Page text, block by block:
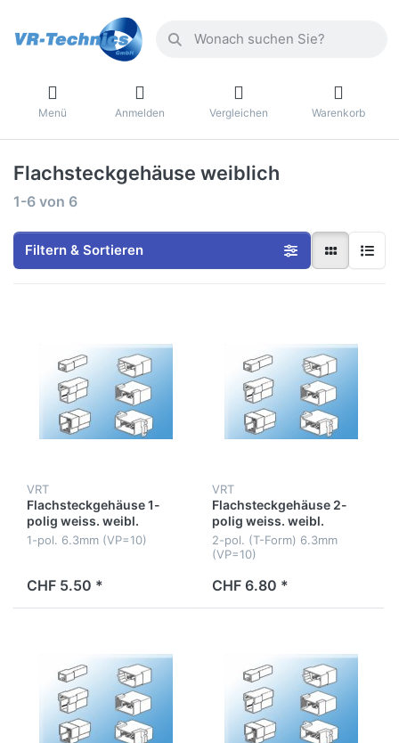
Menü Anmelden Vergleichen Warenkorb
Flachsteckgehäuse weiblich
1-6 von 6
Filtern & Sortieren
VRT
Flachsteckgehäuse 1-
polig weiss. weibl.
1-pol. 6.3mm (VP=10)
CHF 5.50 *
VRT
Flachsteckgehäuse 2-
polig weiss. weibl.
2-pol. (T-Form) 6.3mm
(VP=10)
CHF 6.80 *